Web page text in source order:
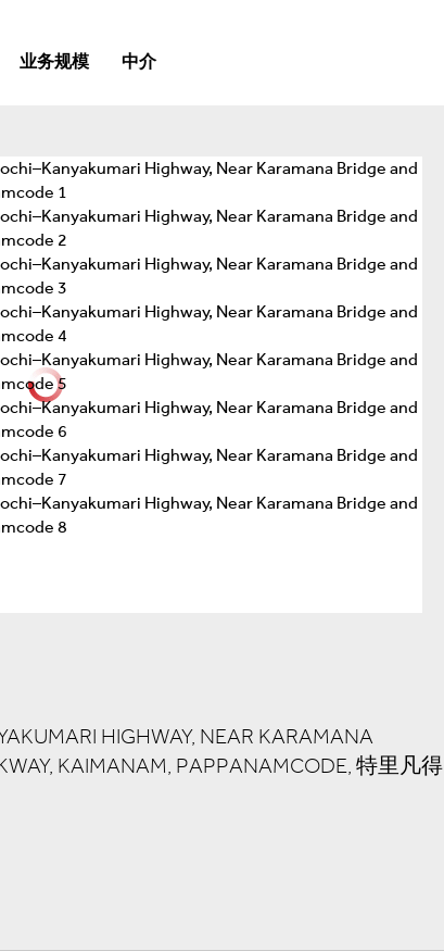
业务规模 中介
HIGHWAY, NEAR KARAMANA
KAIMANAM, PAPPANAMCODE, 特里凡得